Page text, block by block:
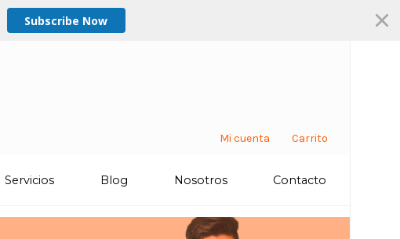
Subscribe Now
Mi cuenta Carrito
Contacto
Nosotros
Blog
Servicios